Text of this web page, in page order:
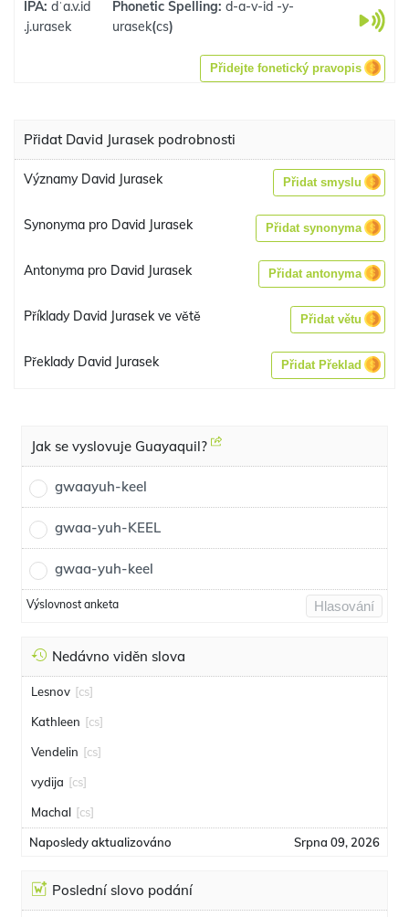
IPA: dˈa.v.id
.j.urasek
Phonetic Spelling: d-a-v-id -y-
urasek(cs)
Přidejte fonetický pravopis
Přidat David Jurasek podrobnosti
Významy David Jurasek Přidat smyslu
Synonyma pro David Jurasek Přidat synonyma
Antonyma pro David Jurasek Přidat antonyma
Příklady David Jurasek ve větě Přidat větu
Překlady David Jurasek Přidat Překlad
Jak se vyslovuje Guayaquil?
gwaayuh-keel
gwaa-yuh-KEEL
gwaa-yuh-keel
Výslovnost anketa Hlasování
Nedávno viděn slova
Lesnov [cs]
Kathleen [cs]
Vendelin [cs]
vydija [cs]
Machal [cs]
Naposledy aktualizováno Srpna 09, 2026
Poslední slovo podání